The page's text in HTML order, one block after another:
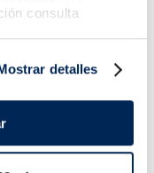
consulta
detalles
de 10!
de dorada